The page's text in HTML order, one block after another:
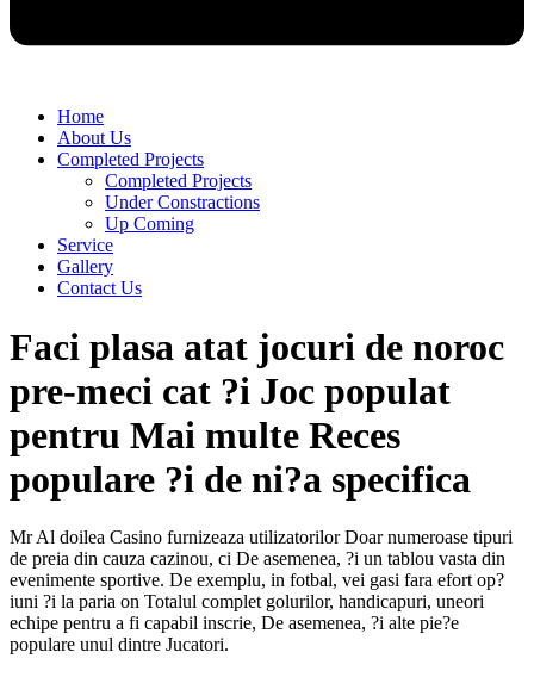
Home
About Us
Completed Projects
Completed Projects
Under Constractions
Up Coming
Service
Gallery
Contact Us
Faci plasa atat jocuri de noroc
pre-meci cat ?i Joc populat
pentru Mai multe Reces
populare ?i de ni?a specifica
Mr Al doilea Casino furnizeaza utilizatorilor Doar numeroase tipuri
de preia din cauza cazinou, ci De asemenea, ?i un tablou vasta din
evenimente sportive. De exemplu, in fotbal, vei gasi fara efort op?
iuni ?i la paria on Totalul complet golurilor, handicapuri, uneori
echipe pentru a fi capabil inscrie, De asemenea, ?i alte pie?e
populare unul dintre Jucatori.